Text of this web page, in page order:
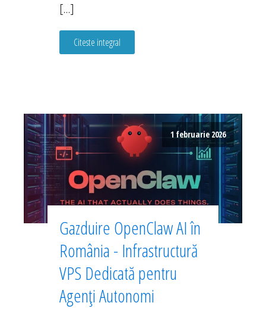
[…]
Citeste integral
1 februarie 2026
Gazduire OpenClaw AI în
România - Infrastructură
VPS Dedicată pentru
Agenți Autonomi